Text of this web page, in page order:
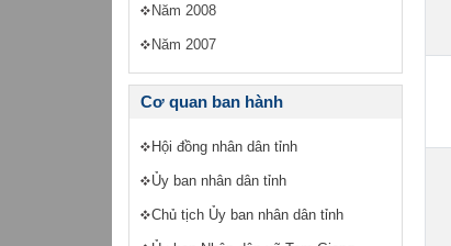
Năm 2008
Năm 2007
Cơ quan ban hành
Hội đồng nhân dân tỉnh
Ủy ban nhân dân tỉnh
Chủ tịch Ủy ban nhân dân tỉnh